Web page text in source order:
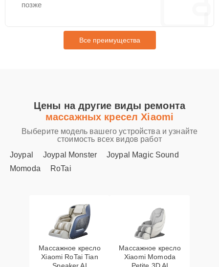
позже
Все преимущества
Цены на другие виды ремонта
массажных кресел Xiaomi
Выберите модель вашего устройства и узнайте
стоимость всех видов работ
Joypal
Joypal Monster
Joypal Magic Sound
Momoda
RoTai
Массажное кресло
Xiaomi RoTai Tian
Массажное кресло
Xiaomi Momoda